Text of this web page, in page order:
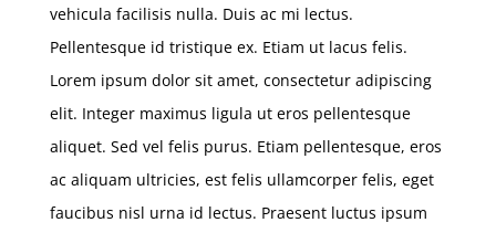
vehicula facilisis nulla. Duis ac mi lectus.
Pellentesque id tristique ex. Etiam ut lacus felis.
Lorem ipsum dolor sit amet, consectetur adipiscing
elit. Integer maximus ligula ut eros pellentesque
aliquet. Sed vel felis purus. Etiam pellentesque, eros
ac aliquam ultricies, est felis ullamcorper felis, eget
faucibus nisl urna id lectus. Praesent luctus ipsum